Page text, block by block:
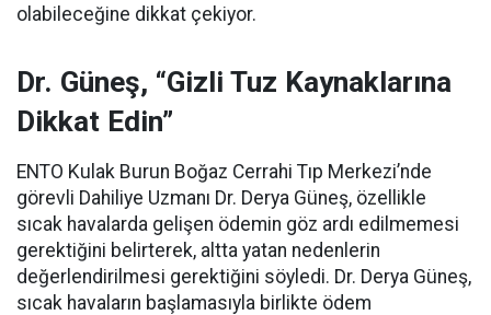
olabileceğine dikkat çekiyor.
Dr. Güneş, “Gizli Tuz Kaynaklarına
Dikkat Edin”
ENTO Kulak Burun Boğaz Cerrahi Tıp Merkezi’nde
görevli Dahiliye Uzmanı Dr. Derya Güneş, özellikle
sıcak havalarda gelişen ödemin göz ardı edilmemesi
gerektiğini belirterek, altta yatan nedenlerin
değerlendirilmesi gerektiğini söyledi. Dr. Derya Güneş,
sıcak havaların başlamasıyla birlikte ödem